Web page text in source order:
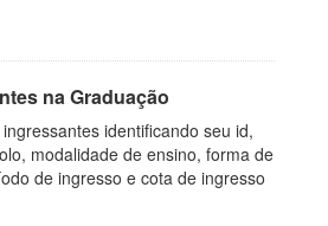
na Graduação
identificando seu id,
modalidade de ensino, forma de
de ingresso e cota de ingresso